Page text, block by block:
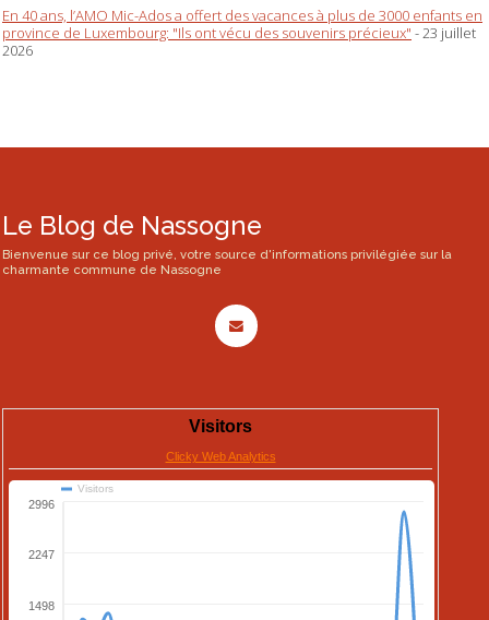
En 40 ans, l’AMO Mic-Ados a offert des vacances à plus de 3000 enfants en
province de Luxembourg: "Ils ont vécu des souvenirs précieux" - 23 juillet
2026
Le Blog de Nassogne
Bienvenue sur ce blog privé, votre source d'informations privilégiée sur la
charmante commune de Nassogne